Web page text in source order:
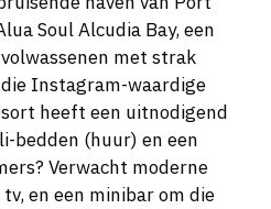
Soul Alcudia Bay, een
met strak
Instagram-waardige
heeft een uitnodigend
bedden (huur) en een
Verwacht moderne
en een minibar om die